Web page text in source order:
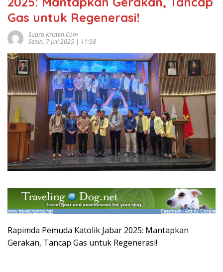
Gas untuk Regenerasi!
Suara Kristen.com
Senin, 7 Juli 2025 | 11:38
Rapimda Pemuda Katolik Jabar 2025: Mantapkan
Gerakan, Tancap Gas untuk Regenerasi!